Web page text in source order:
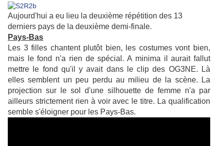
Aujourd'hui a eu lieu la deuxième répétition des 13
derniers pays de la deuxième demi-finale.
Pays-Bas
Les 3 filles chantent plutôt bien, les costumes vont bien,
mais le fond n'a rien de spécial. A minima il aurait fallut
mettre le fond qu'il y avait dans le clip des OG3NE. Là
elles semblent un peu perdu au milieu de la scène. La
projection sur le sol d'une silhouette de femme n'a par
ailleurs strictement rien à voir avec le titre. La qualification
semble s'éloigner pour les Pays-Bas.